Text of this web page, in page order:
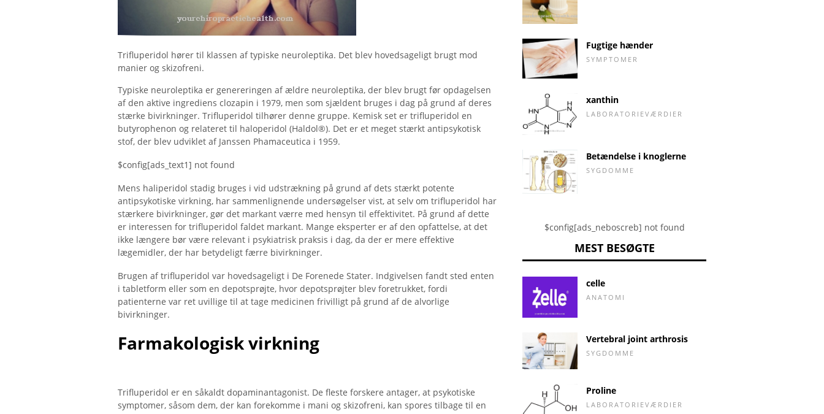
Trifluperidol hører til klassen af ​​typiske neuroleptika. Det blev hovedsageligt brugt mod
manier og skizofreni.
Typiske neuroleptika er genereringen af ​​ældre neuroleptika, der blev brugt før opdagelsen
af ​​den aktive ingrediens clozapin i 1979, men som sjældent bruges i dag på grund af deres
stærke bivirkninger. Trifluperidol tilhører denne gruppe. Kemisk set er trifluperidol en
butyrophenon og relateret til haloperidol (Haldol®). Det er et meget stærkt antipsykotisk
stof, der blev udviklet af Janssen Phamaceutica i 1959.
$config[ads_text1] not found
Mens haliperidol stadig bruges i vid udstrækning på grund af dets stærkt potente
antipsykotiske virkning, har sammenlignende undersøgelser vist, at selv om trifluperidol har
stærkere bivirkninger, gør det markant værre med hensyn til effektivitet. På grund af dette
er interessen for trifluperidol faldet markant. Mange eksperter er af den opfattelse, at det
ikke længere bør være relevant i psykiatrisk praksis i dag, da der er mere effektive
lægemidler, der har betydeligt færre bivirkninger.
Brugen af ​​trifluperidol var hovedsageligt i De Forenede Stater. Indgivelsen fandt sted enten
i tabletform eller som en depotsprøjte, hvor depotsprøjter blev foretrukket, fordi
patienterne var ret uvillige til at tage medicinen frivilligt på grund af de alvorlige
bivirkninger.
Farmakologisk virkning
Trifluperidol er en såkaldt dopaminantagonist. De fleste forskere antager, at psykotiske
symptomer, såsom dem, der kan forekomme i mani og skizofreni, kan spores tilbage til en
Fugtige hænder
SYMPTOMER
xanthin
LABORATORIEVÆRDIER
Betændelse i knoglerne
SYGDOMME
$config[ads_neboscreb] not found
MEST BESØGTE
celle
ANATOMI
Vertebral joint arthrosis
SYGDOMME
Proline
LABORATORIEVÆRDIER